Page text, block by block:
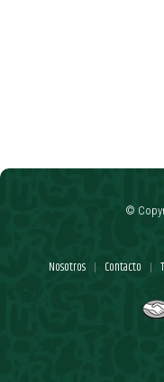
Nosotros | Contacto |
©